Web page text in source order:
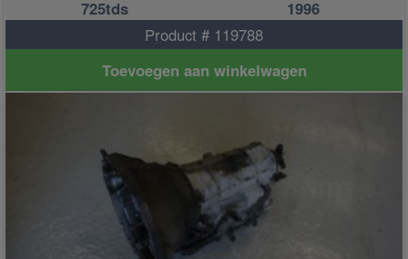
725tds
1996
Product # 119788
Toevoegen aan winkelwagen